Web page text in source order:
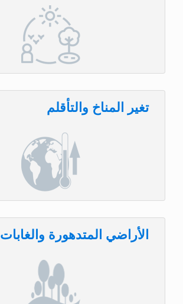
تغير المناخ والتأقلم
الأراضي المتدهورة والغابات